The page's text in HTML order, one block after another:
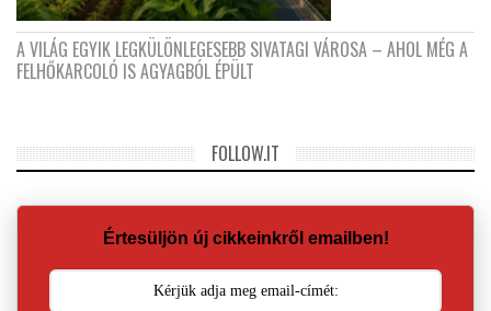
A VILÁG EGYIK LEGKÜLÖNLEGESEBB SIVATAGI VÁROSA – AHOL MÉG A
FELHŐKARCOLÓ IS AGYAGBÓL ÉPÜLT
FOLLOW.IT
Értesüljön új cikkeinkről emailben!